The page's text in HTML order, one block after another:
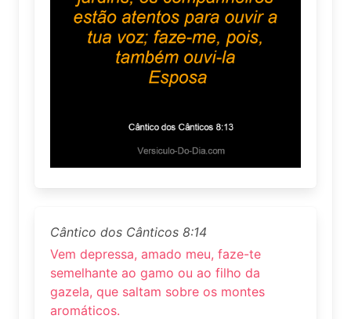
Cântico dos Cânticos 8:14
Vem depressa, amado meu, faze-te
semelhante ao gamo ou ao filho da
gazela, que saltam sobre os montes
aromáticos.